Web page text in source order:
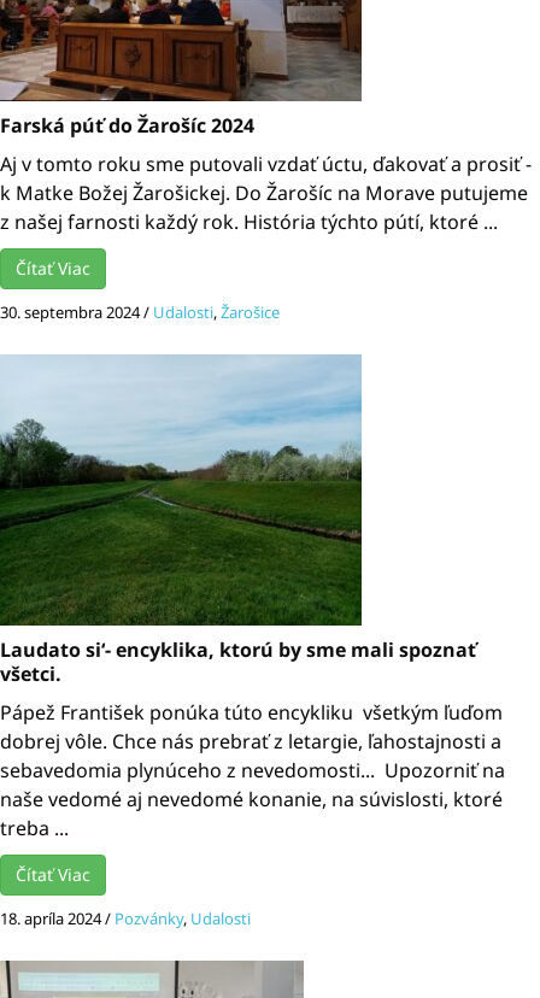
Farská púť do Žarošíc 2024
Aj v tomto roku sme putovali vzdať úctu, ďakovať a prosiť -
k Matke Božej Žarošickej. Do Žarošíc na Morave putujeme
z našej farnosti každý rok. História týchto pútí, ktoré ...
Čítať Viac
30. septembra 2024/ Udalosti,Žarošice
Laudato si‘- encyklika, ktorú by sme mali spoznať
všetci.
Pápež František ponúka túto encykliku všetkým ľuďom
dobrej vôle. Chce nás prebrať z letargie, ľahostajnosti a
sebavedomia plynúceho z nevedomosti... Upozorniť na
naše vedomé aj nevedomé konanie, na súvislosti, ktoré
treba ...
Čítať Viac
18. apríla 2024/ Pozvánky, Udalosti